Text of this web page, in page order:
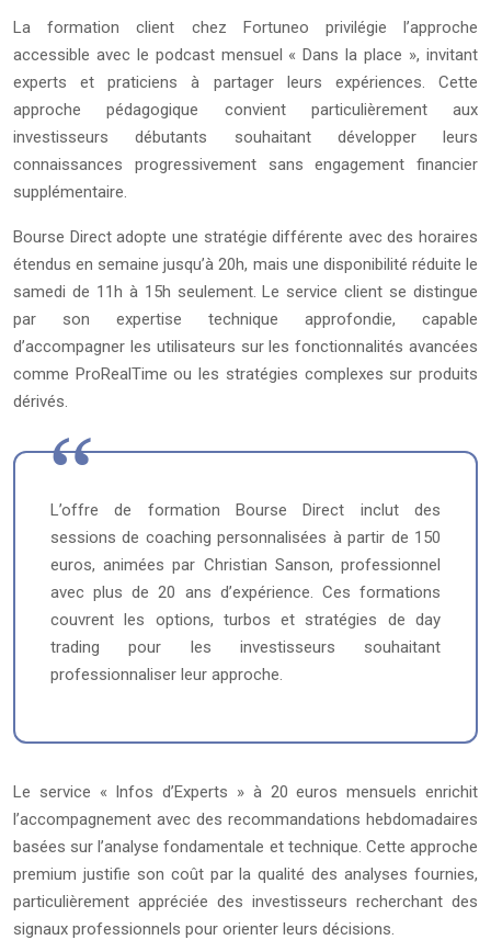
La formation client chez Fortuneo privilégie l’approche
accessible avec le podcast mensuel « Dans la place », invitant
experts et praticiens à partager leurs expériences. Cette
approche pédagogique convient particulièrement aux
investisseurs débutants souhaitant développer leurs
connaissances progressivement sans engagement financier
supplémentaire.
Bourse Direct adopte une stratégie différente avec des horaires
étendus en semaine jusqu’à 20h, mais une disponibilité réduite le
samedi de 11h à 15h seulement. Le service client se distingue
par son expertise technique approfondie, capable
d’accompagner les utilisateurs sur les fonctionnalités avancées
comme ProRealTime ou les stratégies complexes sur produits
dérivés.
L’offre de formation Bourse Direct inclut des
sessions de coaching personnalisées à partir de 150
euros, animées par Christian Sanson, professionnel
avec plus de 20 ans d’expérience. Ces formations
couvrent les options, turbos et stratégies de day
trading pour les investisseurs souhaitant
professionnaliser leur approche.
Le service « Infos d’Experts » à 20 euros mensuels enrichit
l’accompagnement avec des recommandations hebdomadaires
basées sur l’analyse fondamentale et technique. Cette approche
premium justifie son coût par la qualité des analyses fournies,
particulièrement appréciée des investisseurs recherchant des
signaux professionnels pour orienter leurs décisions.